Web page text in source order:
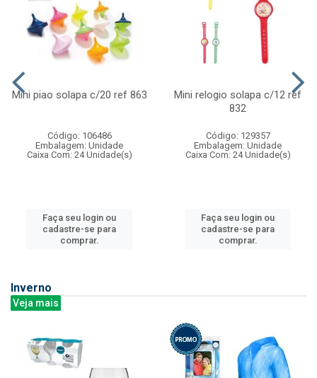
Mini piao solapa c/20 ref 863
Código: 106486
Embalagem: Unidade
Caixa Com: 24 Unidade(s)
Faça seu login ou
cadastre-se para
comprar.
Mini relogio solapa c/12 ref
832
Código: 129357
Embalagem: Unidade
Caixa Com: 24 Unidade(s)
Faça seu login ou
cadastre-se para
comprar.
Inverno
Veja mais